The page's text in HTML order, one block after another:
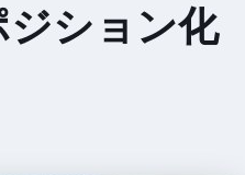
ション化